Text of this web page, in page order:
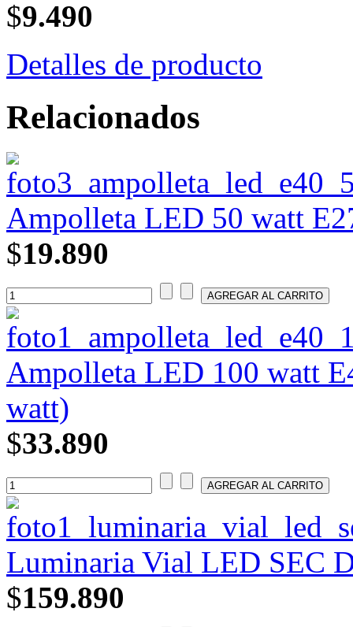
$9.490
Detalles de producto
Relacionados
Ampolleta LED 50 watt
$19.890
Ampolleta LED 100 watt
watt)
$33.890
Luminaria Vial LED SEC
$159.890